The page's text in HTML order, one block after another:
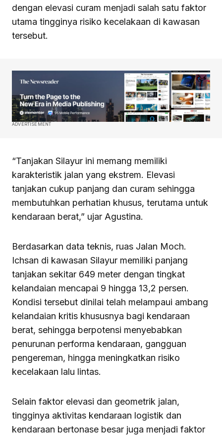
dengan elevasi curam menjadi salah satu faktor
utama tingginya risiko kecelakaan di kawasan
tersebut.
ADVERTISEMENT
“Tanjakan Silayur ini memang memiliki
karakteristik jalan yang ekstrem. Elevasi
tanjakan cukup panjang dan curam sehingga
membutuhkan perhatian khusus, terutama untuk
kendaraan berat,” ujar Agustina.
Berdasarkan data teknis, ruas Jalan Moch.
Ichsan di kawasan Silayur memiliki panjang
tanjakan sekitar 649 meter dengan tingkat
kelandaian mencapai 9 hingga 13,2 persen.
Kondisi tersebut dinilai telah melampaui ambang
kelandaian kritis khususnya bagi kendaraan
berat, sehingga berpotensi menyebabkan
penurunan performa kendaraan, gangguan
pengereman, hingga meningkatkan risiko
kecelakaan lalu lintas.
Selain faktor elevasi dan geometrik jalan,
tingginya aktivitas kendaraan logistik dan
kendaraan bertonase besar juga menjadi faktor